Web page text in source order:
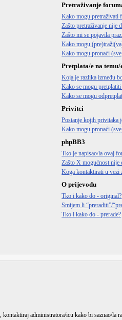
Pretraživanje
Kako mogu pretraživati
Zašto pretraživanje nije
Zašto mi se pojavila
Kako mogu
Kako mogu pronaći
Pretplata/e na
Koja je razlika između
Kako se mogu
Kako se mogu
Privitci
Postanje kojih privitaka
Kako mogu pronaći
phpBB3
Tko je napisao/la ovaj
Zašto X mogućnost nije
Koga kontaktirati u vezi
O prijevodu
Tko i kako do - original?
Smijem li “preraditi”/
Tko i kako do - prerade?
administratora/icu kako bi saznao/la